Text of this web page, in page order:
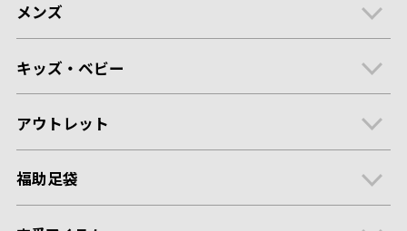
メンズ
キッズ・ベビー
アウトレット
福助足袋